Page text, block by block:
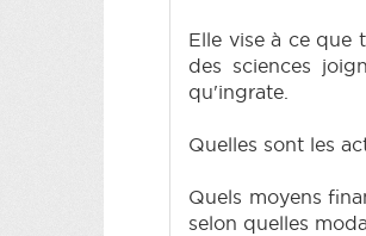
Elle vise à ce que
des sciences
qu'ingrate.
Quelles sont les
Quels moyens
selon quelles